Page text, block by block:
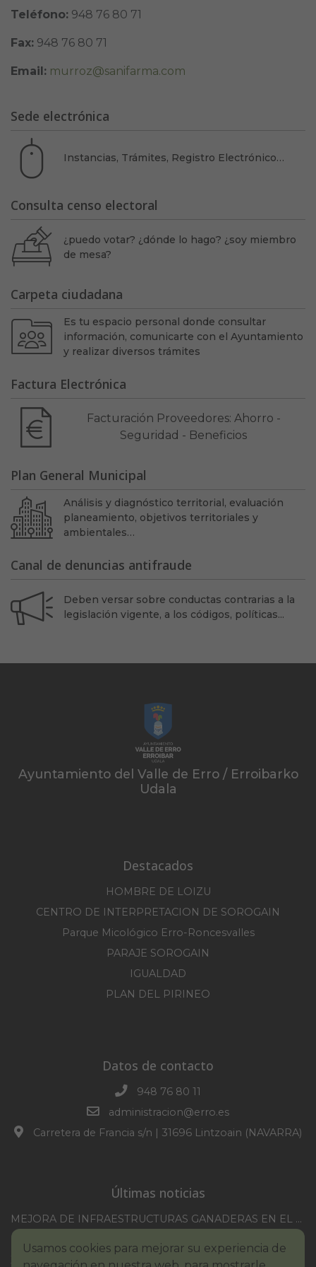
Teléfono: 948 76 80 71
Fax: 948 76 80 71
Email: murroz@sanifarma.com
Sede electrónica
Instancias, Trámites, Registro Electrónico…
Consulta censo electoral
¿puedo votar? ¿dónde lo hago? ¿soy miembro
de mesa?
Carpeta ciudadana
Es tu espacio personal donde consultar
información, comunicarte con el Ayuntamiento
y realizar diversos trámites
Factura Electrónica
Facturación Proveedores: Ahorro -
Seguridad - Beneficios
Plan General Municipal
Análisis y diagnóstico territorial, evaluación
planeamiento, objetivos territoriales y
ambientales…
Canal de denuncias antifraude
Deben versar sobre conductas contrarias a la
legislación vigente, a los códigos, políticas...
Ayuntamiento del Valle de Erro / Erroibarko
Udala
Destacados
HOMBRE DE LOIZU
CENTRO DE INTERPRETACION DE SOROGAIN
Parque Micológico Erro-Roncesvalles
PARAJE SOROGAIN
IGUALDAD
PLAN DEL PIRINEO
Datos de contacto
948 76 80 11
administracion@erro.es
Carretera de Francia s/n | 31696 Lintzoain (NAVARRA)
Últimas noticias
MEJORA DE INFRAESTRUCTURAS GANADERAS EN EL TM DE ERRO CAMPAÑA 2025-2026
Usamos cookies para mejorar su experiencia de